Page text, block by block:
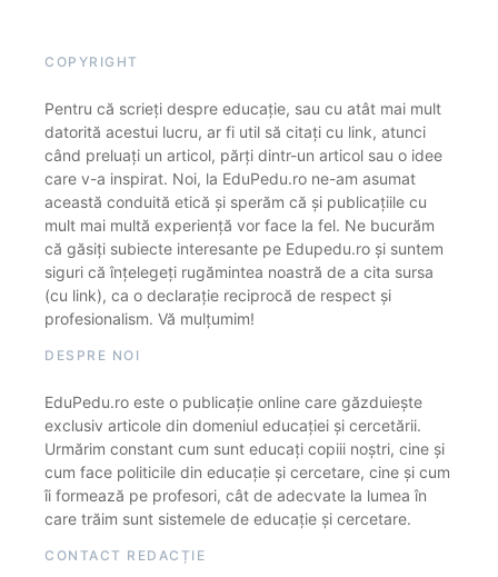
COPYRIGHT
Pentru că scrieți despre educație, sau cu atât mai mult
datorită acestui lucru, ar fi util să citați cu link, atunci
când preluați un articol, părți dintr-un articol sau o idee
care v-a inspirat. Noi, la EduPedu.ro ne-am asumat
această conduită etică și sperăm că și publicațiile cu
mult mai multă experiență vor face la fel. Ne bucurăm
că găsiți subiecte interesante pe Edupedu.ro și suntem
siguri că înțelegeți rugămintea noastră de a cita sursa
(cu link), ca o declarație reciprocă de respect și
profesionalism. Vă mulțumim!
DESPRE NOI
EduPedu.ro este o publicație online care găzduiește
exclusiv articole din domeniul educației și cercetării.
Urmărim constant cum sunt educați copiii noștri, cine și
cum face politicile din educație și cercetare, cine și cum
îi formează pe profesori, cât de adecvate la lumea în
care trăim sunt sistemele de educație și cercetare.
CONTACT REDACȚIE